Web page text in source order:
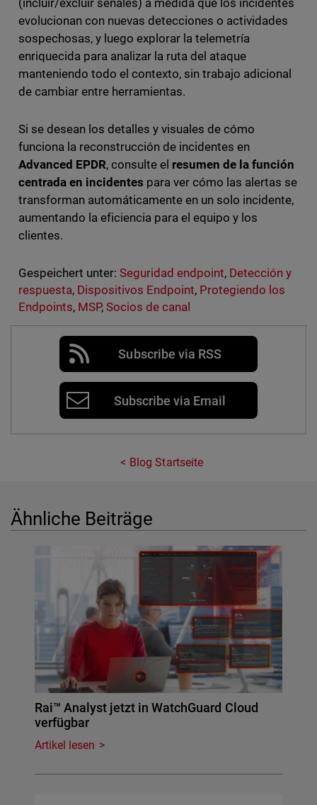
evolucionan con nuevas detecciones o actividades
sospechosas, y luego explorar la telemetría
enriquecida para analizar la ruta del ataque
manteniendo todo el contexto, sin trabajo adicional
de cambiar entre herramientas.
Si se desean los detalles y visuales de cómo
funciona la reconstrucción de incidentes en
Advanced EPDR, consulte el resumen de la función
centrada en incidentes para ver cómo las alertas se
transforman automáticamente en un solo incidente,
aumentando la eficiencia para el equipo y los
clientes.
Gespeichert unter: Seguridad endpoint, Detección y
respuesta, Dispositivos Endpoint, Protegiendo los
Endpoints, MSP, Socios de canal
Subscribe via RSS
Subscribe via Email
Blog Startseite
Ähnliche Beiträge
Rai™ Analyst jetzt in WatchGuard Cloud
verfügbar
Artikel lesen